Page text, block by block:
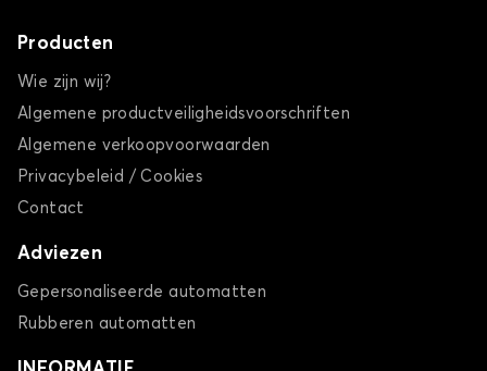
Producten
Wie zijn wij?
Algemene productveiligheidsvoorschriften
Algemene verkoopvoorwaarden
Privacybeleid / Cookies
Contact
Adviezen
Gepersonaliseerde automatten
Rubberen automatten